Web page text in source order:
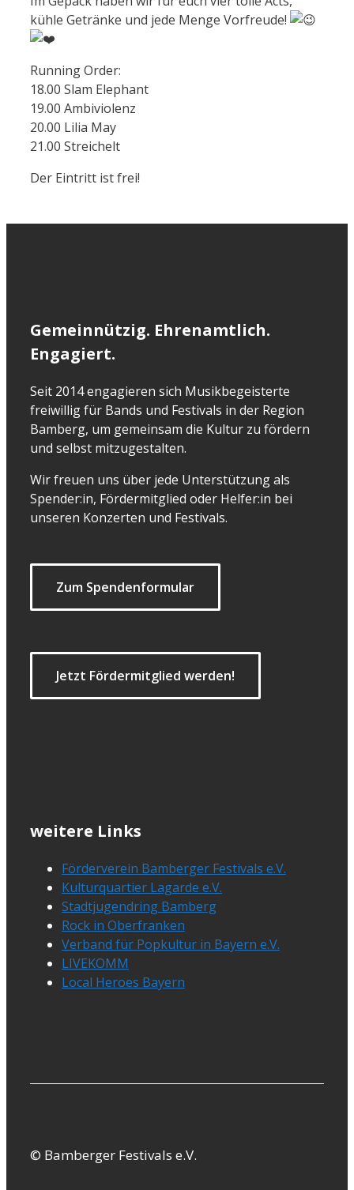
kühle Getränke und jede Menge Vorfreude!
Running Order:
18.00 Slam Elephant
19.00 Ambiviolenz
20.00 Lilia May
21.00 Streichelt
Der Eintritt ist frei!
Gemeinnützig. Ehrenamtlich.
Engagiert.
Seit 2014 engagieren sich Musikbegeisterte
freiwillig für Bands und Festivals in der Region
Bamberg, um gemeinsam die Kultur zu fördern
und selbst mitzugestalten.
Wir freuen uns über jede Unterstützung als
Spender:in, Fördermitglied oder Helfer:in bei
unseren Konzerten und Festivals.
Zum Spendenformular
Jetzt Fördermitglied werden!
weitere Links
Förderverein Bamberger Festivals e.V.
Kulturquartier Lagarde e.V.
Stadtjugendring Bamberg
Rock in Oberfranken
Verband für Popkultur in Bayern e.V.
LIVEKOMM
Local Heroes Bayern
© Bamberger Festivals e.V.